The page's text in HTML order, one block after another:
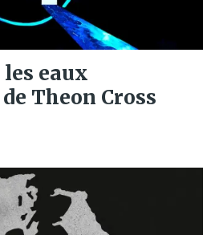
eaux
Theon Cross